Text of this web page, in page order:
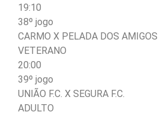
19:10
38º jogo
CARMO X PELADA DOS AMIGOS
VETERANO
20:00
39º jogo
UNIÃO F.C. X SEGURA F.C.
ADULTO